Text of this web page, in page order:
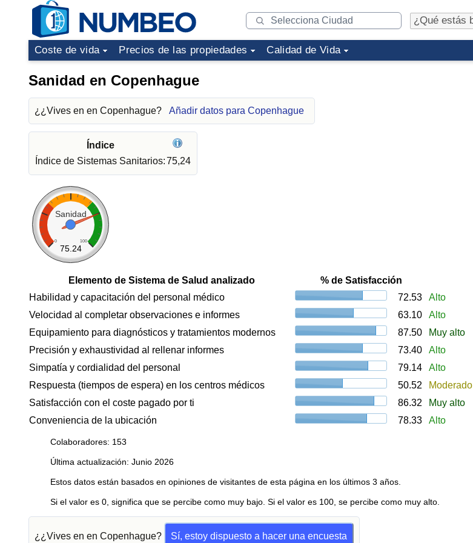
Coste de vida Precios de las propiedades Calidad de Vida
Sanidad en Copenhague
¿¿Vives en en Copenhague? Añadir datos para Copenhague
Índice
Índice de Sistemas Sanitarios:75,24
Sanidad
0 100
75.24
Elemento de Sistema de Salud analizado
% de Satisfacción
Habilidad y capacitación del personal médico
72.53
Alto
Velocidad al completar observaciones e informes
63.10
Alto
Equipamiento para diagnósticos y tratamientos modernos
87.50
Muy alto
Precisión y exhaustividad al rellenar informes
73.40
Alto
Simpatía y cordialidad del personal
79.14
Alto
Respuesta (tiempos de espera) en los centros médicos
50.52
Moderado
Satisfacción con el coste pagado por ti
86.32
Muy alto
Conveniencia de la ubicación
78.33 Alto
Colaboradores: 153
Última actualización: Junio 2026
Estos datos están basados en opiniones de visitantes de esta página en los últimos 3 años.
Si el valor es 0, significa que se percibe como muy bajo. Si el valor es 100, se percibe como muy alto.
¿¿Vives en en Copenhague? Sí, estoy dispuesto a hacer una encuesta